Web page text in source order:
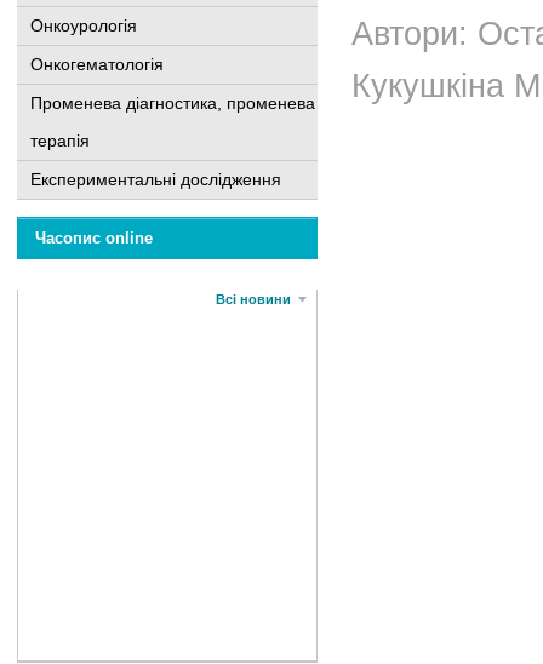
Онкоурологія
Онкогематологія
Променева діагностика, променева
терапія
Експериментальні дослідження
Часопис online
Всі новини
Автори:
Кукушкіна